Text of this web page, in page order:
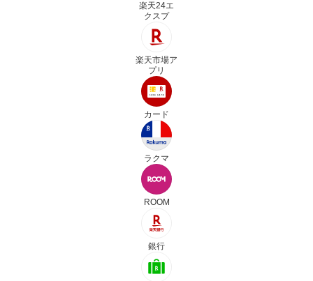
楽天24エ
クスプ
楽天市場ア
プリ
カード
ラクマ
ROOM
銀行